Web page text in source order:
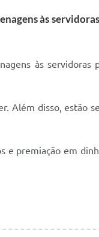
às
às servidoras
Além disso, estão
e premiação em